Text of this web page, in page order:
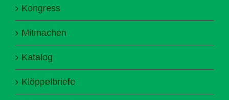
Kongress
Mitmachen
Katalog
Klöppelbriefe